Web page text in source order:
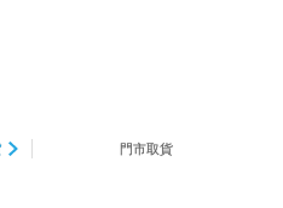
門市取貨